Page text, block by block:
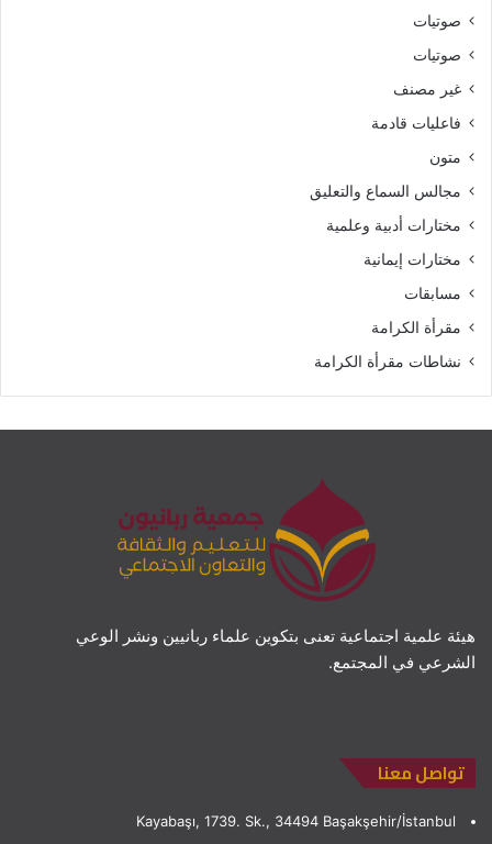
صوتيات
صوتيات
غير مصنف
فاعليات قادمة
متون
مجالس السماع والتعليق
مختارات أدبية وعلمية
مختارات إيمانية
مسابقات
مقرأة الكرامة
نشاطات مقرأة الكرامة
هيئة علمية اجتماعية تعنى بتكوين علماء ربانيين ونشر الوعي
الشرعي في المجتمع.
تواصل معنا
Kayabaşı, 1739. Sk., 34494 Başakşehir/İstanbul